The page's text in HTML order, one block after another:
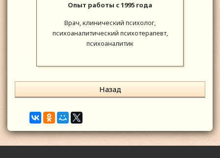
Опыт работы с 1995 года
Врач, клинический психолог,
психоаналитический психотерапевт,
психоаналитик
Назад